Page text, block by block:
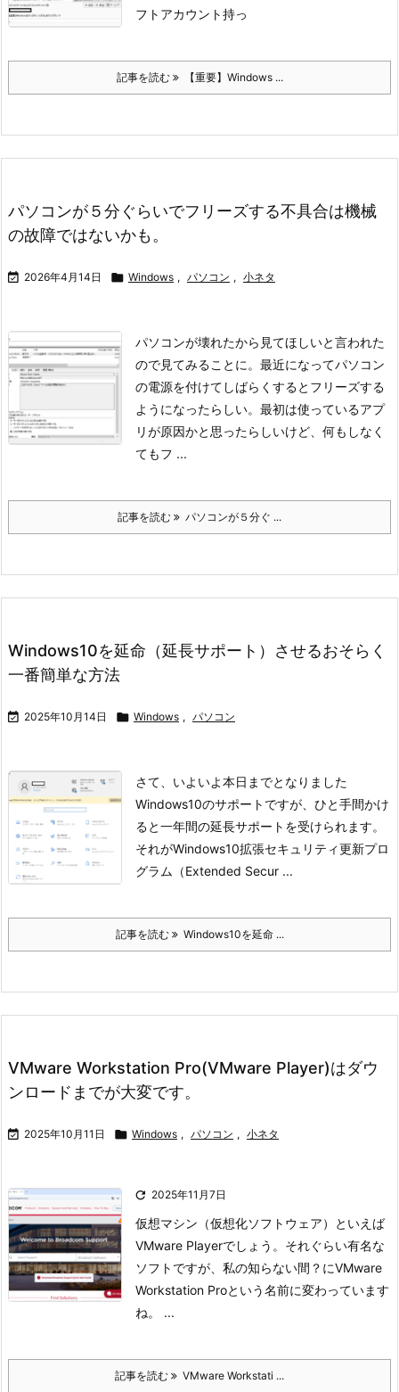
フトアカウント持っ
記事を読む 【重要】Windows ...
パソコンが５分ぐらいでフリーズする不具合は機械
の故障ではないかも。
 2026年4月14日  Windows , パソコン , 小ネタ
パソコンが壊れたから見てほしいと言われた
ので見てみることに。 最近になってパソコン
の電源を付けてしばらくするとフリーズする
ようになったらしい。 最初は使っているアプ
リが原因かと思ったらしいけど、何もしなく
てもフ ...
記事を読む パソコンが５分ぐ ...
Windows10を延命（延長サポート）させるおそらく
一番簡単な方法
 2025年10月14日  Windows , パソコン
さて、いよいよ本日までとなりました
Windows10のサポートですが、 ひと手間かけ
ると一年間の延長サポートを受けられます。
それがWindows10拡張セキュリティ更新プロ
グラム（Extended Secur ...
記事を読む Windows10を延命 ...
VMware Workstation Pro(VMware Player)はダウ
ンロードまでが大変です。
 2025年10月11日  Windows , パソコン , 小ネタ
 2025年11月7日
仮想マシン（仮想化ソフトウェア）といえば
VMware Playerでしょう。 それぐらい有名な
ソフトですが、私の知らない間？にVMware
Workstation Proという名前に変わっています
ね。 ...
記事を読む VMware Workstati ...